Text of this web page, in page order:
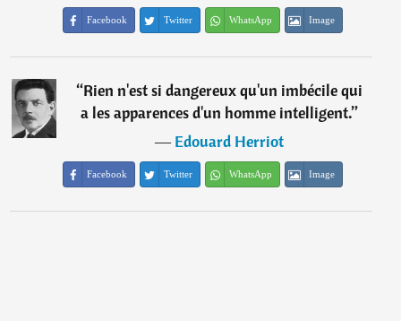
Facebook Twitter WhatsApp Image
“Rien n'est si dangereux qu'un imbécile qui
a les apparences d'un homme intelligent.”
―Edouard Herriot
Facebook Twitter WhatsApp Image